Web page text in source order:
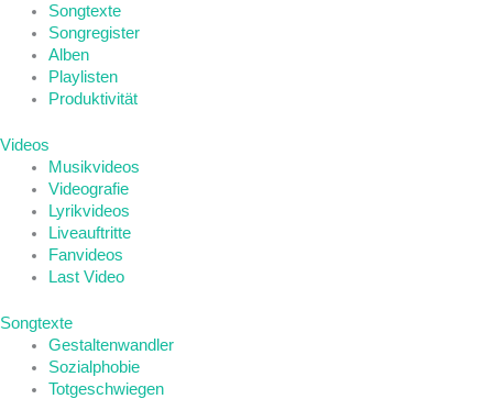
Songtexte
Songregister
Alben
Playlisten
Produktivität
Videos
Musikvideos
Videografie
Lyrikvideos
Liveauftritte
Fanvideos
Last Video
Songtexte
Gestaltenwandler
Sozialphobie
Totgeschwiegen